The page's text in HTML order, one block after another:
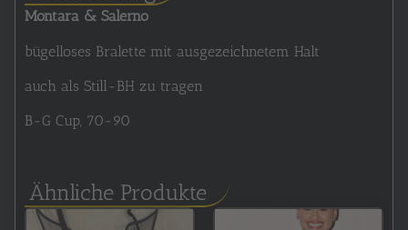
Montara & Salerno
bügelloses Bralette mit ausgezeichnetem Halt
auch als Still-BH zu tragen
B-G Cup, 70-90
Ähnliche Produkte